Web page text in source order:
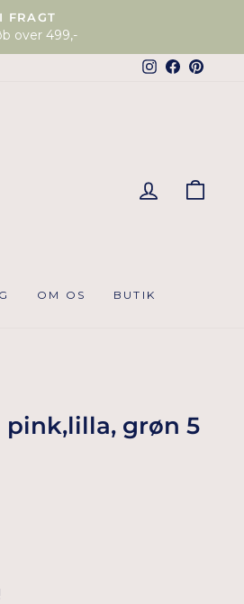
FRAGT
over 499,-
Instagram
OM OS BUTIK
grøn 5